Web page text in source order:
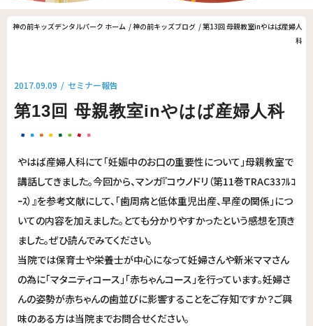
神の前キッズデンタルパーク ホーム 神の前キッズブログ
第13回 母親教室inやはば産婦人
科
2017.09.09 セミナー報告
第13回 母親教室inやはば産婦人科
やはば産婦人科にて「妊娠中のお口の重要性について」母親教室で
講話してきました。今回から、マンガ『コウノドリ（第11巻TRAC33ﾌﾙｺ
ｰｽ）』を参考文献にして、「歯周病と低体重児出産、早産の関係」につ
いての内容を加えました。とても分かりやすかったという感想を頂き
ました。ぜひ読んでみてください。
当院では保育士や栄養士が中心になって妊婦さんや新米ママさん
の為に「マタニティコース」「赤ちゃんコース」を行っています。妊婦さ
んの姿勢が赤ちゃんの歯並びに影響することをご存知ですか？ご興
味のある方は当院までお問合せください。